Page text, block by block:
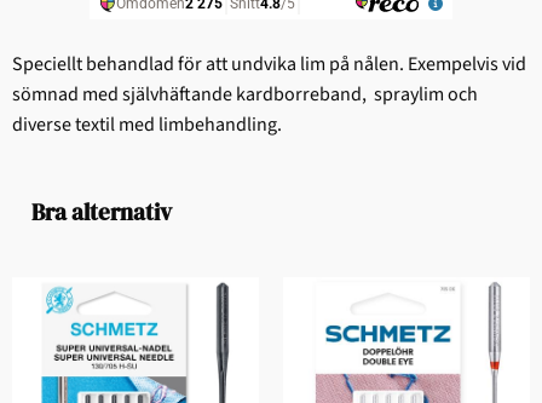
Speciellt behandlad för att undvika lim på nålen. Exempelvis vid
sömnad med självhäftande kardborreband, spraylim och
diverse textil med limbehandling.
Bra alternativ